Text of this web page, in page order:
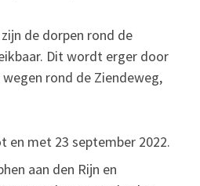
de dorpen rond de
Dit wordt erger door
rond de Ziendeweg,
en met 23 september 2022.
aan den Rijn en